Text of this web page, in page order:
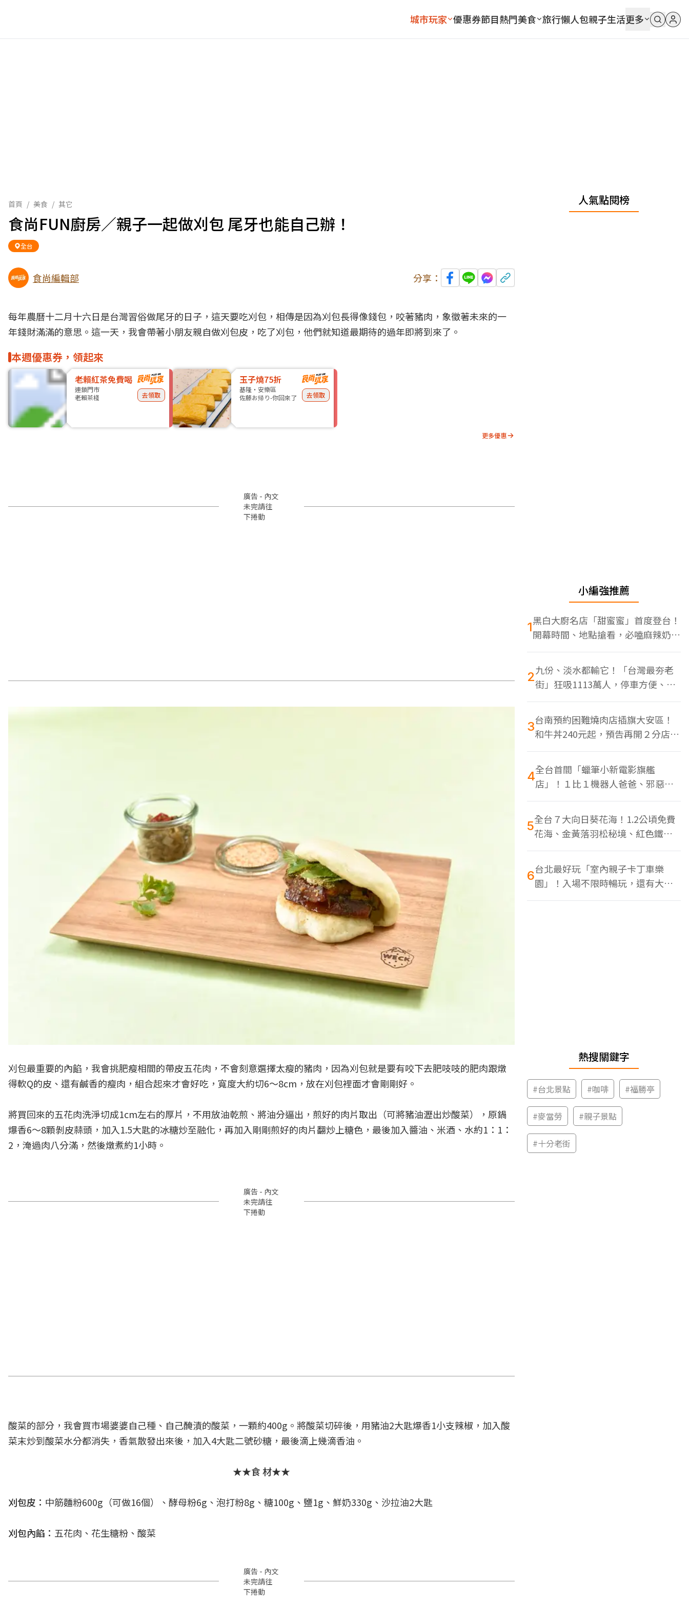
城市玩家 優惠券節目熱門美食 旅行懶人包親子生活更多
首頁 / 美食 / 其它
食尚FUN廚房／親子一起做刈包 尾牙也能自己辦！
全台
食尚編輯部 分享：
每年農曆十二月十六日是台灣習俗做尾牙的日子，這天要吃刈包，相傳是因為刈包長得像錢包，咬著豬肉，象徵著未來的一
年錢財滿滿的意思。這一天，我會帶著小朋友親自做刈包皮，吃了刈包，他們就知道最期待的過年即將到來了。
本週優惠券，領起來
老賴紅茶免費喝
連鎖門市
老賴茶棧
去領取
玉子燒75折
基隆・安樂區
佐藤お帰り-你回來了
去領取
更多優惠
廣告 - 內文
未完請往
下捲動
刈包最重要的內餡，我會挑肥瘦相間的帶皮五花肉，不會刻意選擇太瘦的豬肉，因為刈包就是要有咬下去肥吱吱的肥肉跟燉
得軟Q的皮、還有鹹香的瘦肉，組合起來才會好吃，寬度大約切6～8cm，放在刈包裡面才會剛剛好。
將買回來的五花肉洗淨切成1cm左右的厚片，不用放油乾煎、將油分逼出，煎好的肉片取出（可將豬油瀝出炒酸菜），原鍋
爆香6～8顆剝皮蒜頭，加入1.5大匙的冰糖炒至融化，再加入剛剛煎好的肉片翻炒上糖色，最後加入醬油、米酒、水約1：1：
2，淹過肉八分滿，然後燉煮約1小時。
廣告 - 內文
未完請往
下捲動
酸菜的部分，我會買市場婆婆自己種、自己醃漬的酸菜，一顆約400g。將酸菜切碎後，用豬油2大匙爆香1小支辣椒，加入酸
菜末炒到酸菜水分都消失，香氣散發出來後，加入4大匙二號砂糖，最後滴上幾滴香油。
★★食 材★★
刈包皮： 中筋麵粉600g（可做16個）、酵母粉6g、泡打粉8g、糖100g、鹽1g、鮮奶330g、沙拉油2大匙
刈包內餡： 五花肉、花生糖粉、酸菜
廣告 - 內文
未完請往
下捲動
人氣點閱榜
小編強推薦
1黑白大廚名店「甜蜜蜜」首度登台！
開幕時間、地點搶看，必嗑麻辣奶油
蝦
2九份、淡水都輸它！「台灣最夯老
街」狂吸1113萬人，停車方便、特
色美食多
3台南預約困難燒肉店插旗大安區！
和牛丼240元起，預告再開２分店、
地點曝光
4全台首間「蠟筆小新電影旗艦
店」！１比１機器人爸爸、邪惡正
男，百款周邊買翻
5全台７大向日葵花海！1.2公頃免費
花海、金黃落羽松秘境、紅色鐵橋
同框
6台北最好玩「室內親子卡丁車樂
園」！入場不限時暢玩，還有大螢
幕Switch遊戲區
熱搜關鍵字
#台北景點 #咖啡 #福勝亭
#麥當勞 #親子景點
#十分老街